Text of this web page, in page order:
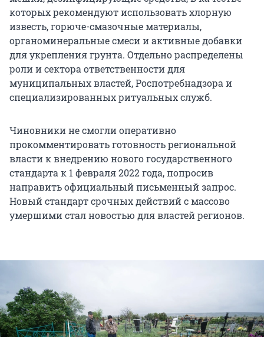
которых рекомендуют использовать хлорную
известь, горюче-смазочные материалы,
органоминеральные смеси и активные добавки
для укрепления грунта. Отдельно распределены
роли и сектора ответственности для
муниципальных властей, Роспотребнадзора и
специализированных ритуальных служб.
Чиновники не смогли оперативно
прокомментировать готовность региональной
власти к внедрению нового государственного
стандарта к 1 февраля 2022 года, попросив
направить официальный письменный запрос.
Новый стандарт срочных действий с массово
умершими стал новостью для властей регионов.